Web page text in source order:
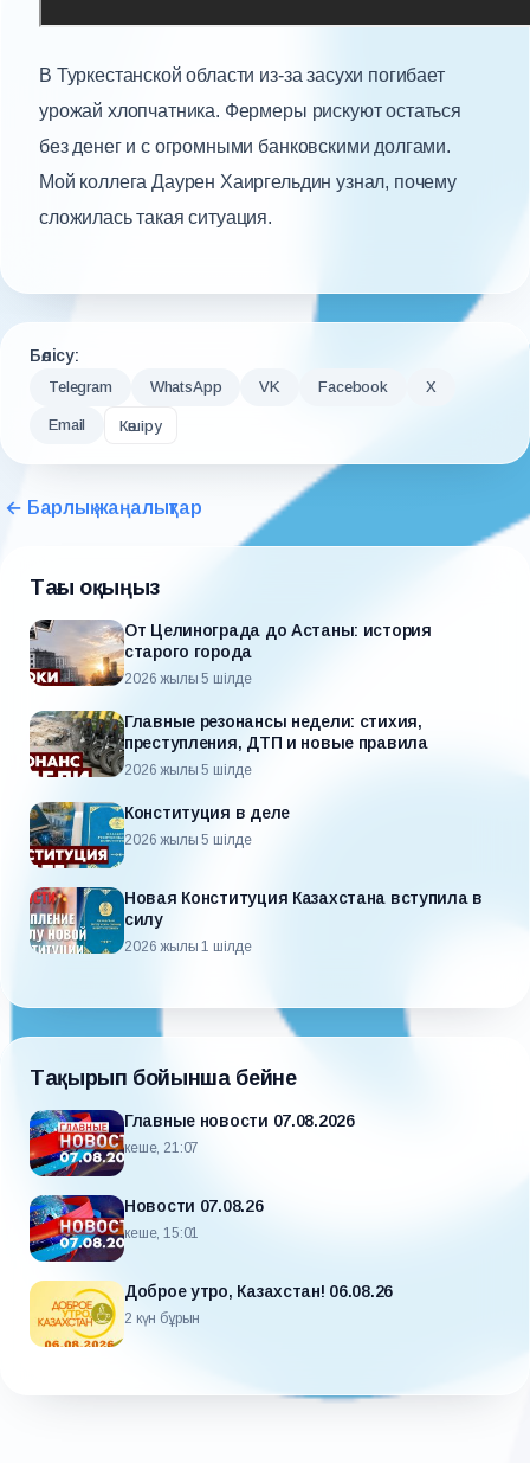
В Туркестанской области из-за засухи погибает
урожай хлопчатника. Фермеры рискуют остаться
без денег и с огромными банковскими долгами.
Мой коллега Даурен Хаиргельдин узнал, почему
сложилась такая ситуация.
Бөлісу:
Telegram WhatsApp VK Facebook X
Email Көшіру
← Барлық жаңалықтар
Тағы оқыңыз
От Целинограда до Астаны: история
старого города
2026 жылғы 5 шілде
Главные резонансы недели: стихия,
преступления, ДТП и новые правила
2026 жылғы 5 шілде
Конституция в деле
2026 жылғы 5 шілде
Новая Конституция Казахстана вступила в
силу
2026 жылғы 1 шілде
Тақырып бойынша бейне
Главные новости 07.08.2026
кеше, 21:07
Новости 07.08.26
кеше, 15:01
Доброе утро, Казахстан! 06.08.26
2 күн бұрын